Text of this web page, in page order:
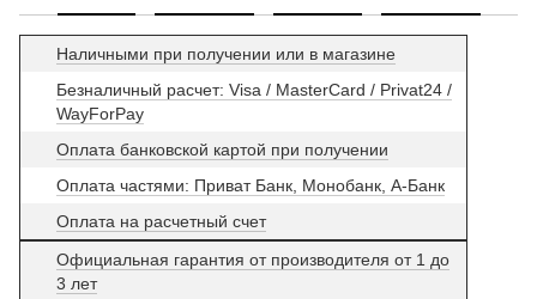
Наличными при получении или в магазине
Безналичный расчет: Visa / MasterCard / Privat24 /
WayForPay
Оплата банковской картой при получении
Оплата частями: Приват Банк, Монобанк, А-Банк
Оплата на расчетный счет
Официальная гарантия от производителя от 1 до
3 лет